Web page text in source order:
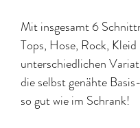
Mit insgesamt 6
Tops, Hose, Rock, Kleid
unterschiedlichen
die selbst genähte
so gut wie im Schrank!